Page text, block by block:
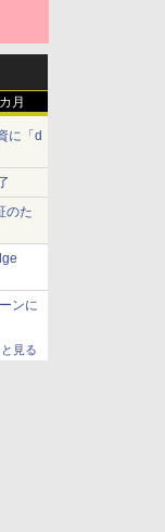
月
に「d
のた
ンに
見る